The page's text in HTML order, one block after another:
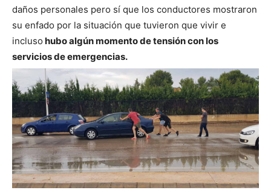
daños personales pero sí que los conductores mostraron
su enfado por la situación que tuvieron que vivir e
incluso hubo algún momento de tensión con los
servicios de emergencias.